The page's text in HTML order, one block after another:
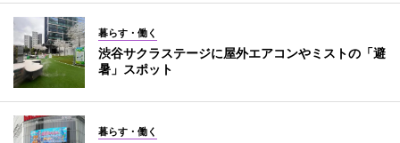
暮らす・働く
渋谷サクラステージに屋外エアコンやミストの「避
暑」スポット
暮らす・働く